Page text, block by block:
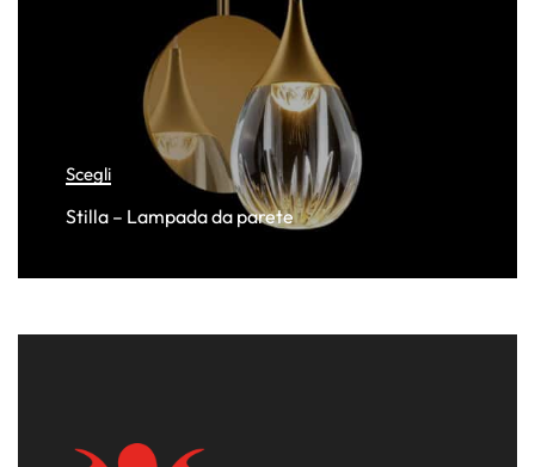
Scegli
Stilla – Lampada da parete